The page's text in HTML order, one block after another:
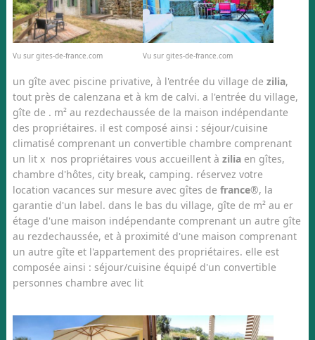
Vu sur gites-de-france.com Vu sur gites-de-france.com
un gîte avec piscine privative, à l'entrée du village de zilia,
tout près de calenzana et à km de calvi. a l'entrée du village,
gîte de . m² au rezdechaussée de la maison indépendante
des propriétaires. il est composé ainsi : séjour/cuisine
climatisé comprenant un convertible chambre comprenant
un lit x nos propriétaires vous accueillent à ziliaen gîtes,
chambre d'hôtes, city break, camping. réservez votre
location vacances sur mesure avec gîtes de france®, la
garantie d'un label. dans le bas du village, gîte de m² au er
étage d'une maison indépendante comprenant un autre gîte
au rezdechaussée, et à proximité d'une maison comprenant
un autre gîte et l'appartement des propriétaires. elle est
composée ainsi : séjour/cuisine équipé d'un convertible
personnes chambre avec lit